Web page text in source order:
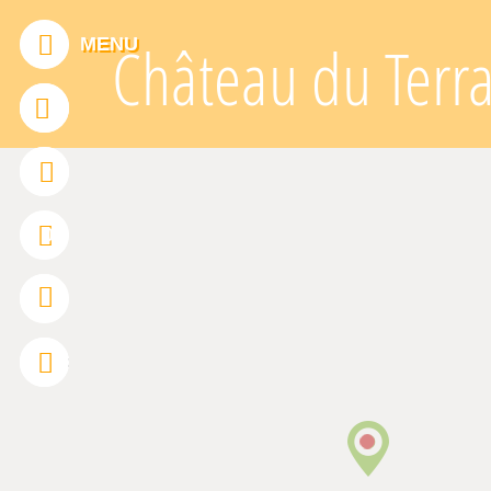
Château du
MENU
ADDTHIS EST DÉSACTIVÉ. Autoriser
0
FRANÇAIS